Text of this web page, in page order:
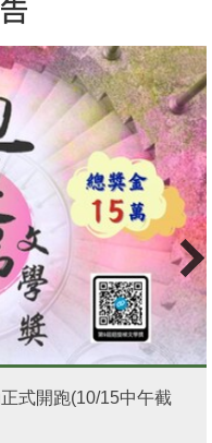
式開跑(10/15中午截